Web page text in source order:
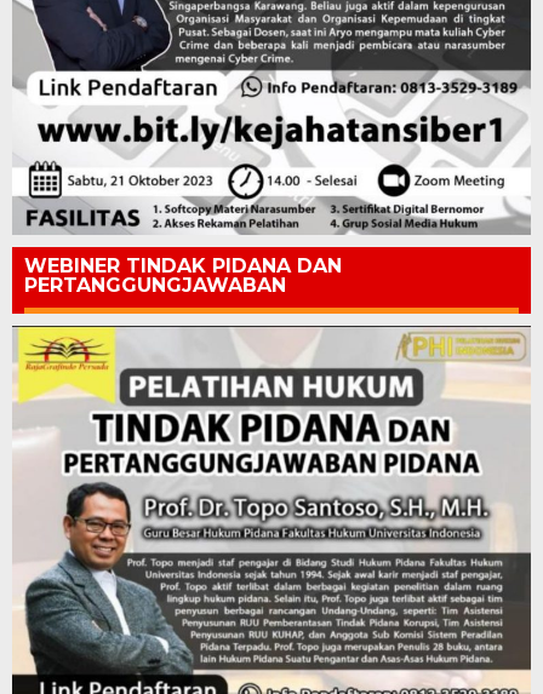
WEBINER TINDAK PIDANA DAN
PERTANGGUNGJAWABAN